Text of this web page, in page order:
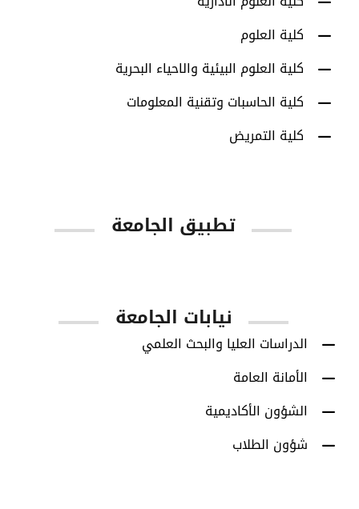
كلية العلوم
كلية العلوم البيئية والاحياء البحرية
كلية الحاسبات وتقنية المعلومات
كلية التمريض
تطبيق الجامعة
نيابات الجامعة
الدراسات العليا والبحث العلمي
الأمانة العامة
الشؤون الأكاديمية
شؤون الطلاب